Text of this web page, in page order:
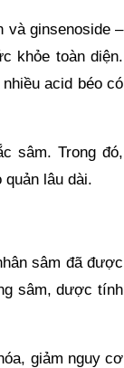
và ginsenoside –
khỏe toàn diện.
acid béo có
sâm. Trong đó,
lâu dài.
sâm đã được
sâm, dược tính
giảm nguy cơ